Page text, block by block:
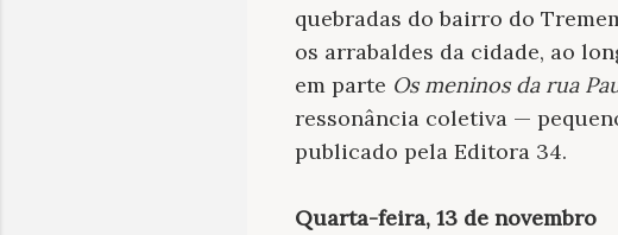
quebradas do bairro do
os arrabaldes da cidade, ao
em parte Os meninos da rua
ressonância coletiva —
publicado pela Editora 34.
Quarta-feira, 13 de novembro